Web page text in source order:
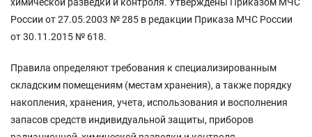
России от 27.05.2003 № 285 в редакции Приказа МЧС России
от 30.11.2015 № 618.
Правила определяют требования к специализированным
складским помещениям (местам хранения), а также порядку
накопления, хранения, учета, использования и восполнения
запасов средств индивидуальной защиты, приборов